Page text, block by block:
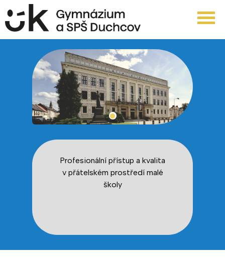
Profesionální přístup a kvalita
v přátelském prostředí malé
školy